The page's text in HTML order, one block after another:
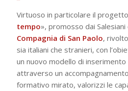
Virtuoso in particolare il
tempo», promosso dai
Compagnia di San Paolo,
sia italiani che stranieri, con
un nuovo modello di
attraverso un
formativo mirato, valorizzi le